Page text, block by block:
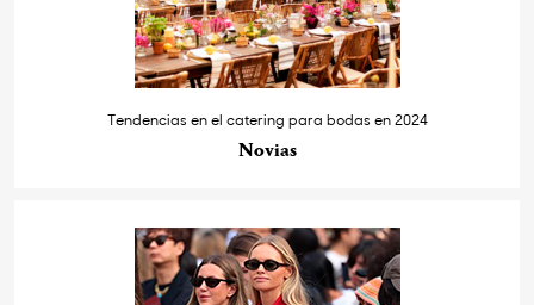
Tendencias en el catering para bodas en 2024
Novias